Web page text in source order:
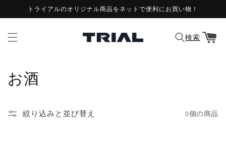
ンツに
進む
トライアルのオリジナル商品をネットで便利にお買い物！
検索
ー
コ
ク
お酒
絞り込みと並び替え 0個の商品